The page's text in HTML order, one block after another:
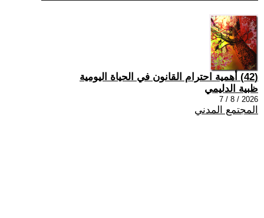
(42) أهمية احترام القانون في الحياة اليومية
ظبية الدليمي
2026 / 8 / 7
المجتمع المدني